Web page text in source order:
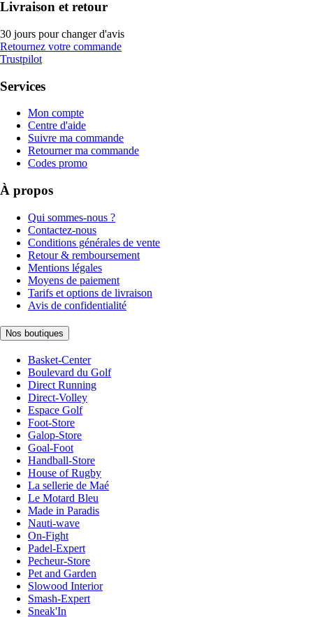
Livraison et retour
30 jours pour changer d'avis
Retournez votre commande
Trustpilot
Services
Mon compte
Centre d'aide
Suivre ma commande
Retourner ma commande
Codes promo
À propos
Qui sommes-nous ?
Contactez-nous
Conditions générales de vente
Retour & remboursement
Mentions légales
Moyens de paiement
Tarifs et options de livraison
Avis de confidentialité
Nos boutiques
Basket-Center
Boulevard du Golf
Direct Running
Direct-Volley
Espace Golf
Foot-Store
Galop-Store
Goal-Foot
Handball-Store
House of Rugby
La sellerie de Maé
Le Motard Bleu
Made in Paradis
Nauti-wave
On-Fight
Padel-Expert
Pecheur-Store
Pet and Garden
Slowood Interior
Smash-Expert
Sneak'In